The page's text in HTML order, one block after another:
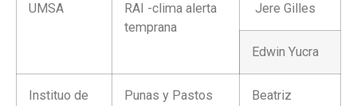
UMSA
RAI -clima alerta
temprana
Jere Gilles
Edwin Yucra
Instituo de
Punas y Pastos
Beatriz